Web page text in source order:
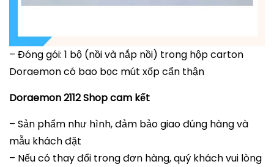
– Đóng gói: 1 bộ (nồi và nắp nồi) trong hộp carton
Doraemon có bao bọc mút xốp cẩn thận
Doraemon 2112 Shop cam kết
– Sản phẩm như hình, đảm bảo giao đúng hàng và
mẫu khách đặt
– Nếu có thay đổi trong đơn hàng, quý khách vui lòng